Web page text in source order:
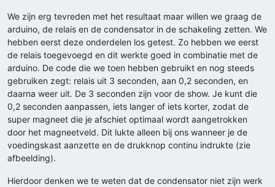
We zijn erg tevreden met het resultaat maar willen we graag de
arduino, de relais en de condensator in de schakeling zetten. We
hebben eerst deze onderdelen los getest. Zo hebben we eerst
de relais toegevoegd en dit werkte goed in combinatie met de
arduino. De code die we toen hebben gebruikt en nog steeds
gebruiken zegt: relais uit 3 seconden, aan 0,2 seconden, en
daarna weer uit. De 3 seconden zijn voor de show. Je kunt die
0,2 seconden aanpassen, iets langer of iets korter, zodat de
super magneet die je afschiet optimaal wordt aangetrokken
door het magneetveld. Dit lukte alleen bij ons wanneer je de
voedingskast aanzette en de drukknop continu indrukte (zie
afbeelding).
Hierdoor denken we te weten dat de condensator niet zijn werk